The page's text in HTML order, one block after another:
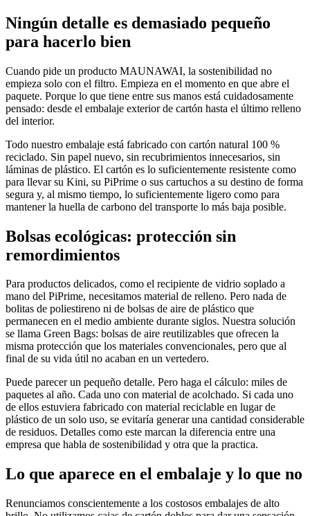
Ningún detalle es demasiado pequeño
para hacerlo bien
Cuando pide un producto MAUNAWAI, la sostenibilidad no
empieza solo con el filtro. Empieza en el momento en que abre el
paquete. Porque lo que tiene entre sus manos está cuidadosamente
pensado: desde el embalaje exterior de cartón hasta el último relleno
del interior.
Todo nuestro embalaje está fabricado con cartón natural 100 %
reciclado. Sin papel nuevo, sin recubrimientos innecesarios, sin
láminas de plástico. El cartón es lo suficientemente resistente como
para llevar su Kini, su PiPrime o sus cartuchos a su destino de forma
segura y, al mismo tiempo, lo suficientemente ligero como para
mantener la huella de carbono del transporte lo más baja posible.
Bolsas ecológicas: protección sin
remordimientos
Para productos delicados, como el recipiente de vidrio soplado a
mano del PiPrime, necesitamos material de relleno. Pero nada de
bolitas de poliestireno ni de bolsas de aire de plástico que
permanecen en el medio ambiente durante siglos. Nuestra solución
se llama Green Bags: bolsas de aire reutilizables que ofrecen la
misma protección que los materiales convencionales, pero que al
final de su vida útil no acaban en un vertedero.
Puede parecer un pequeño detalle. Pero haga el cálculo: miles de
paquetes al año. Cada uno con material de acolchado. Si cada uno
de ellos estuviera fabricado con material reciclable en lugar de
plástico de un solo uso, se evitaría generar una cantidad considerable
de residuos. Detalles como este marcan la diferencia entre una
empresa que habla de sostenibilidad y otra que la practica.
Lo que aparece en el embalaje y lo que no
Renunciamos conscientemente a los costosos embalajes de alto